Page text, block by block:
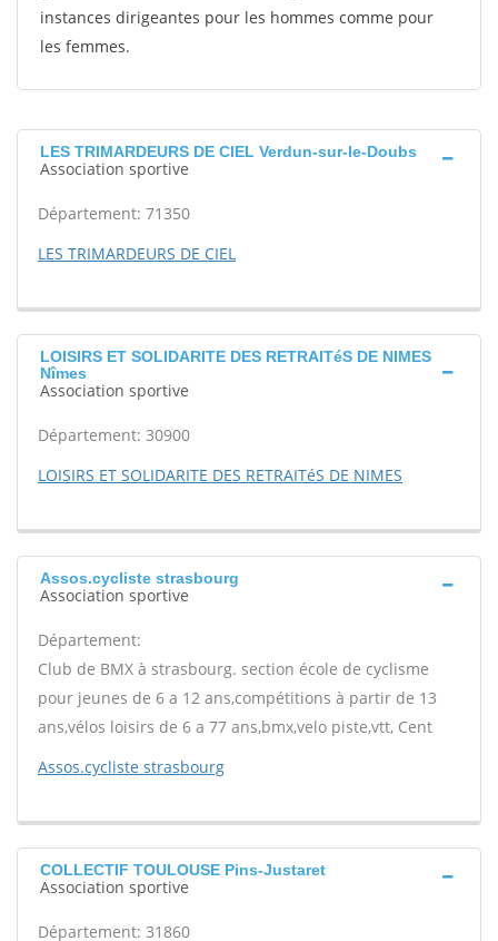
instances dirigeantes pour les hommes comme pour
les femmes.
LES TRIMARDEURS DE CIEL Verdun-sur-le-Doubs
Association sportive
Département: 71350
LES TRIMARDEURS DE CIEL
LOISIRS ET SOLIDARITE DES RETRAITéS DE NIMES
Nîmes
Association sportive
Département: 30900
LOISIRS ET SOLIDARITE DES RETRAITéS DE NIMES
Assos.cycliste strasbourg
Association sportive
Département:
Club de BMX à strasbourg. section école de cyclisme
pour jeunes de 6 a 12 ans,compétitions à partir de 13
ans,vélos loisirs de 6 a 77 ans,bmx,velo piste,vtt, Cent
Assos.cycliste strasbourg
COLLECTIF TOULOUSE Pins-Justaret
Association sportive
Département: 31860